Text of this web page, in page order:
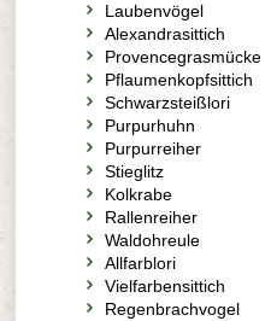
Laubenvögel
Alexandrasittich
Provencegrasmücke
Pflaumenkopfsittich
Schwarzsteißlori
Purpurhuhn
Purpurreiher
Stieglitz
Kolkrabe
Rallenreiher
Waldohreule
Allfarblori
Vielfarbensittich
Regenbrachvogel